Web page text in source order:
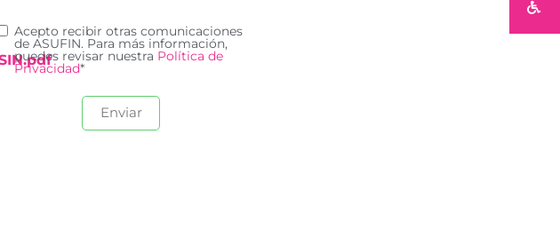
Acepto recibir otras comunicaciones
de ASUFIN. Para más información,
puedes revisar nuestra Política de
Privacidad*